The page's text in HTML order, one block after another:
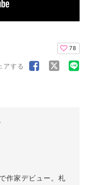
78
アする
作家デビュー。札